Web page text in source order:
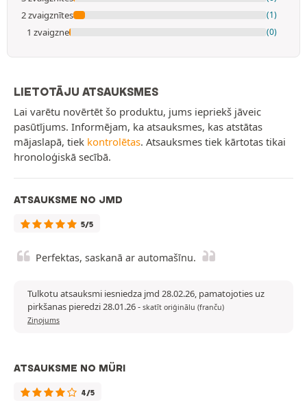
2 zvaigznītes (1)
1 zvaigzne (0)
LIETOTĀJU ATSAUKSMES
Lai varētu novērtēt šo produktu, jums iepriekš jāveic
pasūtījums. Informējam, ka atsauksmes, kas atstātas
mājaslapā, tiek kontrolētas. Atsauksmes tiek kārtotas tikai
hronoloģiskā secībā.
ATSAUKSME NO JMD
5/5
Perfektas, saskanā ar automašīnu.
Tulkotu atsauksmi iesniedza jmd 28.02.26, pamatojoties uz
pirkšanas pieredzi 28.01.26- skatīt oriģinālu (franču)
Ziņojums
ATSAUKSME NO MÜRI
4/5